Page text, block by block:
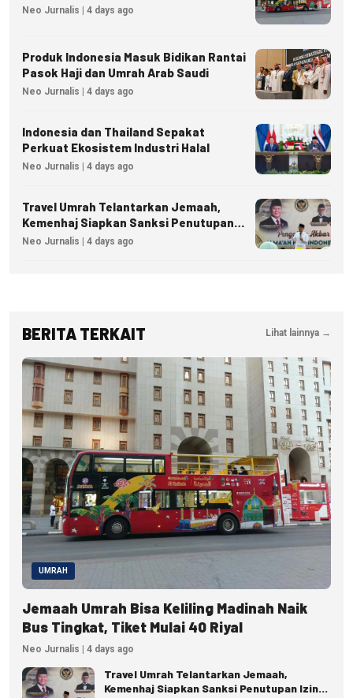
Neo Jurnalis | 4 days ago
Produk Indonesia Masuk Bidikan Rantai
Pasok Haji dan Umrah Arab Saudi
Neo Jurnalis | 4 days ago
Indonesia dan Thailand Sepakat
Perkuat Ekosistem Industri Halal
Neo Jurnalis | 4 days ago
Travel Umrah Telantarkan Jemaah,
Kemenhaj Siapkan Sanksi Penutupan
Izin hingga Pidana
Neo Jurnalis | 4 days ago
BERITA TERKAIT Lihat lainnya →
UMRAH
Jemaah Umrah Bisa Keliling Madinah Naik
Bus Tingkat, Tiket Mulai 40 Riyal
Neo Jurnalis | 4 days ago
Travel Umrah Telantarkan Jemaah,
Kemenhaj Siapkan Sanksi Penutupan Izin